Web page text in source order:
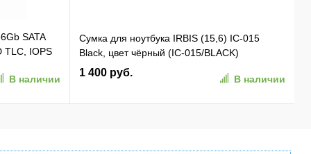
SATA
TLC, IOPS
В наличии
Сумка для ноутбука IRBIS (15,6) IC-015
Black, цвет чёрный (IC-015/BLACK)
1 400 руб.
В наличии